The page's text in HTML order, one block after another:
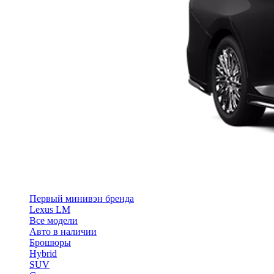
Первый минивэн бренда
Lexus LM
Все модели
Авто в наличии
Брошюры
Hybrid
SUV